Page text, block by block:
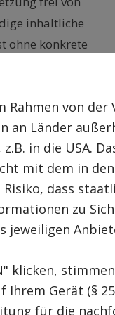
inhaltliche
ohne konkrete
eine
in dem Fall
Kenntnis
und
rechtswidriger
entfernt.
von
an Länder
in die USA.
mit dem in
dass
zu
jeweiligen
klicken,
Gerät (§
für die